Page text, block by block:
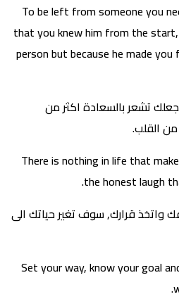
To be left from someone you
that you knew him from the
person but because he made
تشعر بالسعادة اكثر من
القلب.
There is nothing in life that
the honest laugh
قرارك, سوف تغير حياتك الى
Set your way, know your goal